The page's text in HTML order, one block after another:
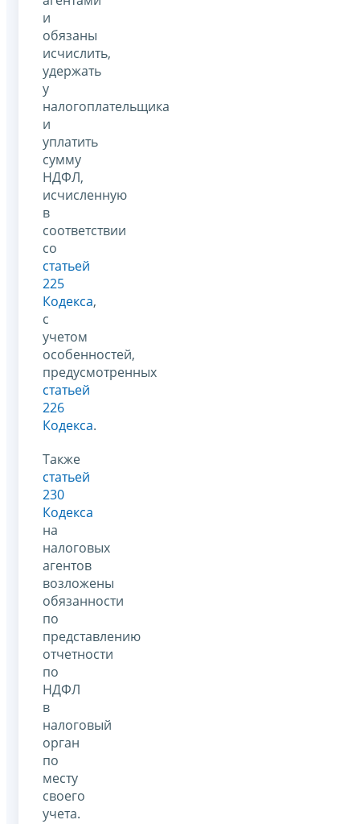
и
обязаны
исчислить,
удержать
у
налогоплательщика
и
уплатить
сумму
НДФЛ,
исчисленную
в
соответствии
со
статьей
225
Кодекса,
с
учетом
особенностей,
предусмотренных
статьей
226
Кодекса.
Также
статьей
230
Кодекса
на
налоговых
агентов
возложены
обязанности
по
представлению
отчетности
по
НДФЛ
в
налоговый
орган
по
месту
своего
учета.